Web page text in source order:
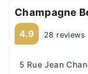
Champagne
4.9 28 reviews
5 Rue Jean